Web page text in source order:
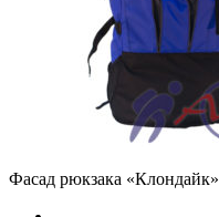
Фасад рюкзака «Клондайк»